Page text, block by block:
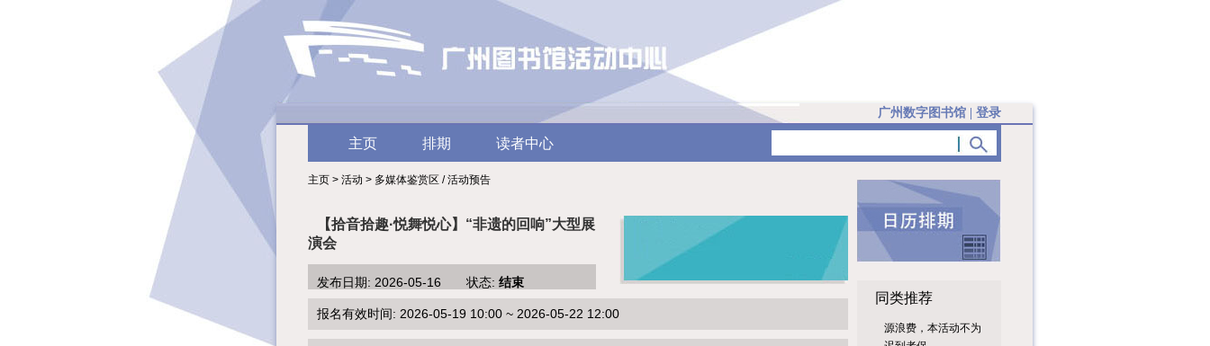
广州数字图书馆 登录
主页 排期 读者中心
主页 > 活动 > 多媒体鉴赏区 / 活动预告
【拾音拾趣·悦舞悦心】“非遗的回响”大型展
演会
发布日期: 2026-05-16 状态: 结束
报名有效时间: 2026-05-19 10:00 ~ 2026-05-22 12:00
同类推荐
座位有限，为避免资
迟到者保...